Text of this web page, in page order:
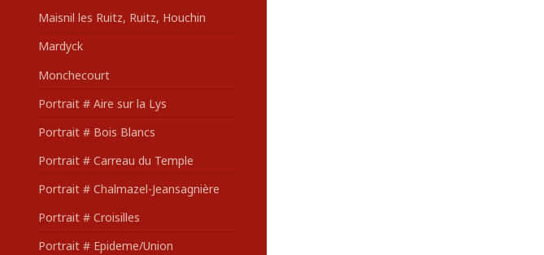
Maisnil les Ruitz, Ruitz, Houchin
Mardyck
Monchecourt
Portrait # Aire sur la Lys
Portrait # Bois Blancs
Portrait # Carreau du Temple
Portrait # Chalmazel-Jeansagnière
Portrait # Croisilles
Portrait # Epideme/Union